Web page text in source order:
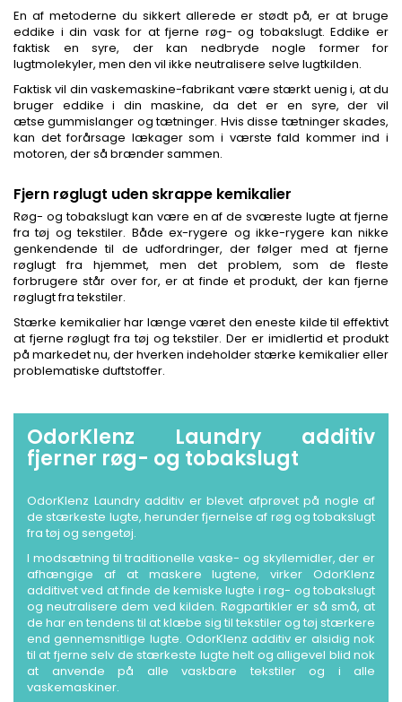
En af metoderne du sikkert allerede er stødt på, er at bruge
eddike i din vask for at fjerne røg- og tobakslugt. Eddike er
faktisk en syre, der kan nedbryde nogle former for
lugtmolekyler, men den vil ikke neutralisere selve lugtkilden.
Faktisk vil din vaskemaskine-fabrikant være stærkt uenig i, at du
bruger eddike i din maskine, da det er en syre, der vil
ætse gummislanger og tætninger. Hvis disse tætninger skades,
kan det forårsage lækager som i værste fald kommer ind i
motoren, der så brænder sammen.
Fjern røglugt uden skrappe kemikalier
Røg- og tobakslugt kan være en af de sværeste lugte at fjerne
fra tøj og tekstiler. Både ex-rygere og ikke-rygere kan nikke
genkendende til de udfordringer, der følger med at fjerne
røglugt fra hjemmet, men det problem, som de fleste
forbrugere står over for, er at finde et produkt, der kan fjerne
røglugt fra tekstiler.
Stærke kemikalier har længe været den eneste kilde til effektivt
at fjerne røglugt fra tøj og tekstiler. Der er imidlertid et produkt
på markedet nu, der hverken indeholder stærke kemikalier eller
problematiske duftstoffer.
OdorKlenz Laundry additiv
fjerner røg- og tobakslugt
OdorKlenz Laundry additiv er blevet afprøvet på nogle af
de stærkeste lugte, herunder fjernelse af røg og tobakslugt
fra tøj og sengetøj.
I modsætning til traditionelle vaske- og skyllemidler, der er
afhængige af at maskere lugtene, virker OdorKlenz
additivet ved at finde de kemiske lugte i røg- og tobakslugt
og neutralisere dem ved kilden. Røgpartikler er så små, at
de har en tendens til at klæbe sig til tekstiler og tøj stærkere
end gennemsnitlige lugte. OdorKlenz additiv er alsidig nok
til at fjerne selv de stærkeste lugte helt og alligevel blid nok
at anvende på alle vaskbare tekstiler og i alle
vaskemaskiner.